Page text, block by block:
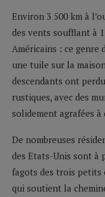
Environ 3 500 km à
des vents soufflant à
Américains : ce genre
une tuile sur la
descendants ont
rustiques, avec des
solidement agrafées à
De nombreuses
des Etats-Unis sont à
fagots des trois petits
qui soutient la